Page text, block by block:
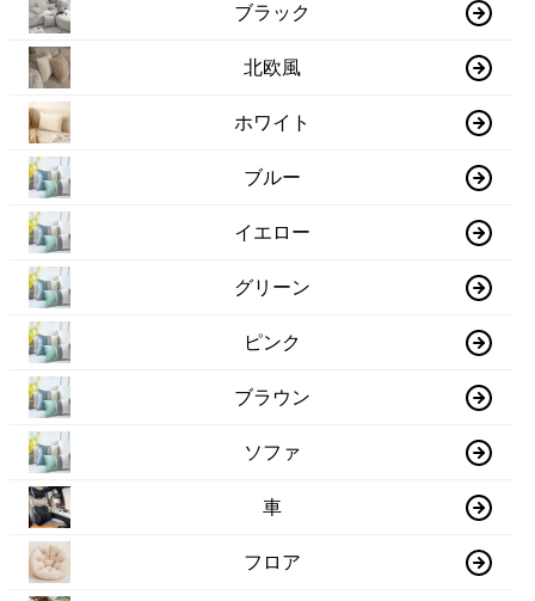
ブラック
北欧風
ホワイト
ブルー
イエロー
グリーン
ピンク
ブラウン
ソファ
車
フロア